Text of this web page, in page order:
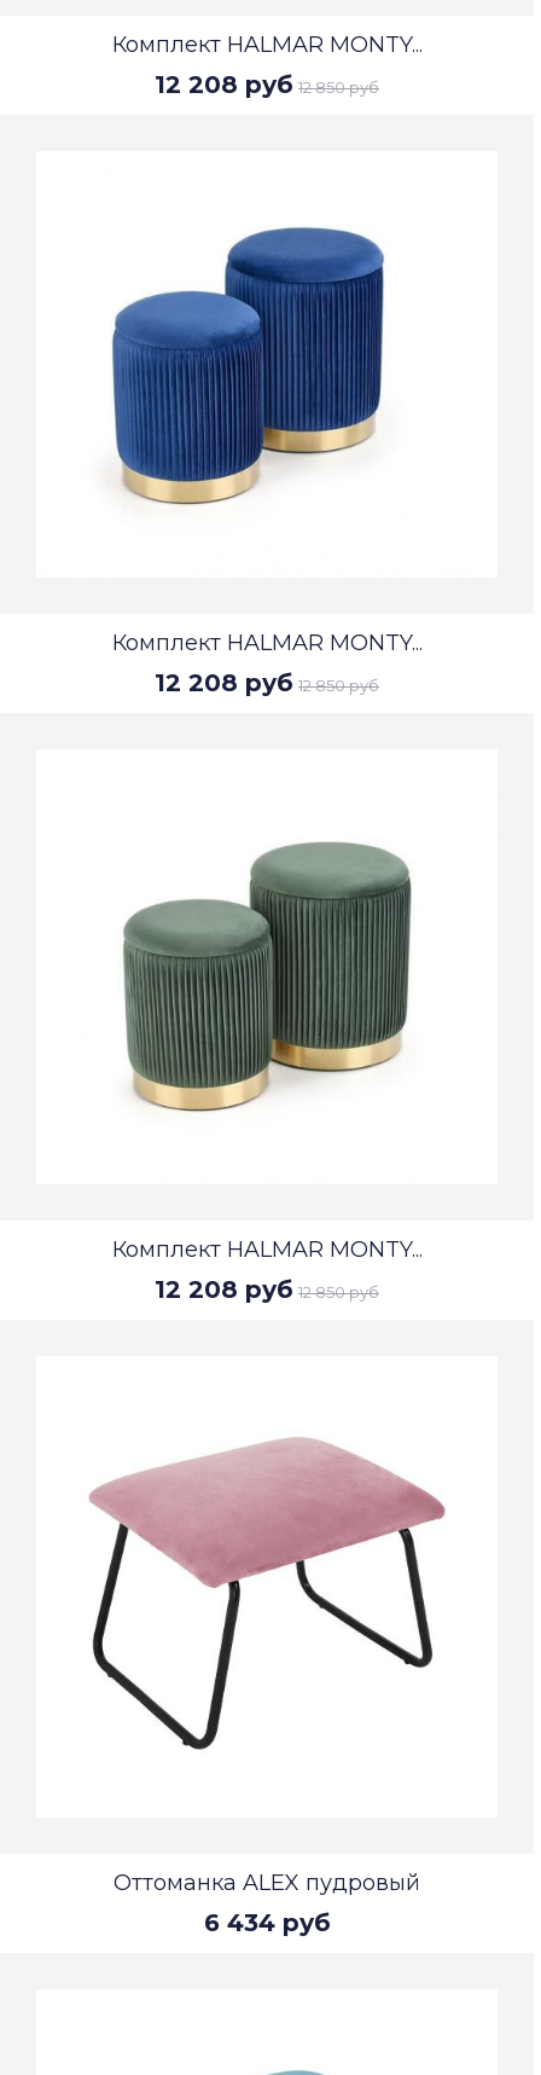
Комплект HALMAR MONTY...
12 208 руб 12 850 руб
Комплект HALMAR MONTY...
12 208 руб 12 850 руб
Комплект HALMAR MONTY...
12 208 руб 12 850 руб
Оттоманка ALEX пудровый
6 434 руб